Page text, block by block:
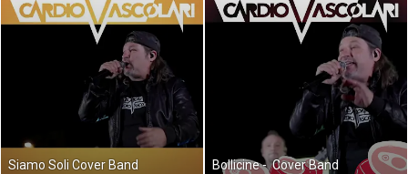
Siamo Soli Cover Band
Bollicine -  Cover Band